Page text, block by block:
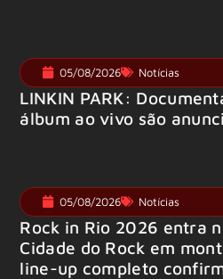
05/08/2026 Notícias
LINKIN PARK:
álbum ao vivo são
05/08/2026 Notícias
Rock in Rio 2026 entra
Cidade do Rock em
line-up completo